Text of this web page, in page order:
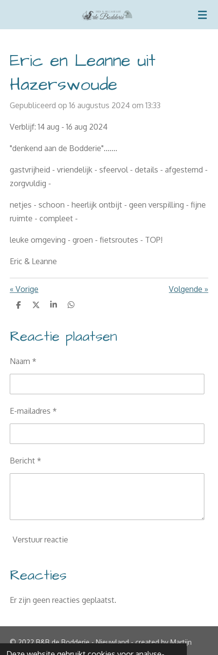
hoofdinhoud
Eric en Leanne uit
Hazerswoude
Gepubliceerd op 16 augustus 2024 om 13:33
Verblijf: 14 aug - 16 aug 2024
"denkend aan de Bodderie".......
gastvrijheid - vriendelijk - sfeervol - details - afgestemd -
zorgvuldig -
netjes - schoon - heerlijk ontbijt - geen verspilling - fijne
ruimte - compleet -
leuke omgeving - groen - fietsroutes - TOP!
Eric & Leanne
« Vorige Volgende »
D
e
n
D
S
e
D
e
n
Reactie plaatsen
Naam *
E-mailadres *
Bericht *
Verstuur reactie
Reacties
Er zijn geen reacties geplaatst.
© 2022 B&B de Bodderie - Nieuwland - created by Martijn